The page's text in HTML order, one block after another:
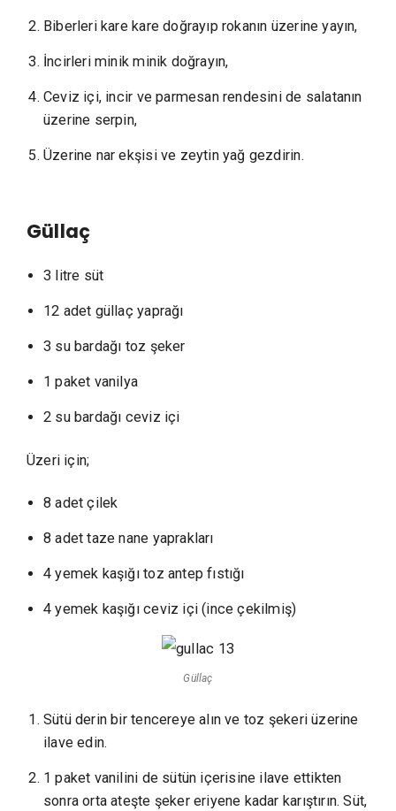
Biberleri kare kare doğrayıp rokanın üzerine yayın,
İncirleri minik minik doğrayın,
Ceviz içi, incir ve parmesan rendesini de salatanın
üzerine serpin,
Üzerine nar ekşisi ve zeytin yağ gezdirin.
Güllaç
3 litre süt
12 adet güllaç yaprağı
3 su bardağı toz şeker
1 paket vanilya
2 su bardağı ceviz içi
Üzeri için;
8 adet çilek
8 adet taze nane yaprakları
4 yemek kaşığı toz antep fıstığı
4 yemek kaşığı ceviz içi (ince çekilmiş)
Güllaç
Sütü derin bir tencereye alın ve toz şekeri üzerine
ilave edin.
1 paket vanilini de sütün içerisine ilave ettikten
sonra orta ateşte şeker eriyene kadar karıştırın. Süt,